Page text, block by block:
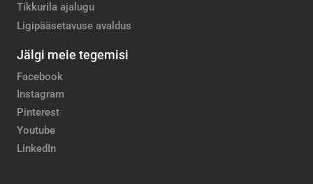
Tikkurila ajalugu
Ligipääsetavuse avaldus
Jälgi meie tegemisi
Facebook
Instagram
Pinterest
Youtube
LinkedIn